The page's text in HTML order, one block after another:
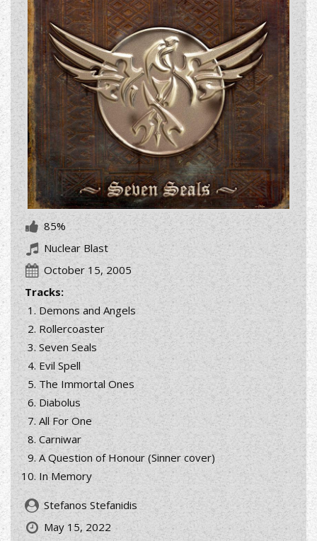
85%
Nuclear Blast
October 15, 2005
Tracks:
Demons and Angels
Rollercoaster
Seven Seals
Evil Spell
The Immortal Ones
Diabolus
All For One
Carniwar
A Question of Honour (Sinner cover)
In Memory
Stefanos Stefanidis
May 15, 2022